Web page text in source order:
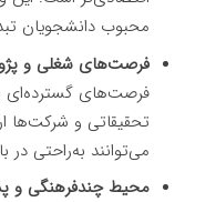
محبوب دانشجویان
فرصت‌های شغلی و
فرصت‌های گسترده‌ای
تحقیقاتی و شرکت‌ها
می‌توانند به‌راحتی در
محیط چندفرهنگی و